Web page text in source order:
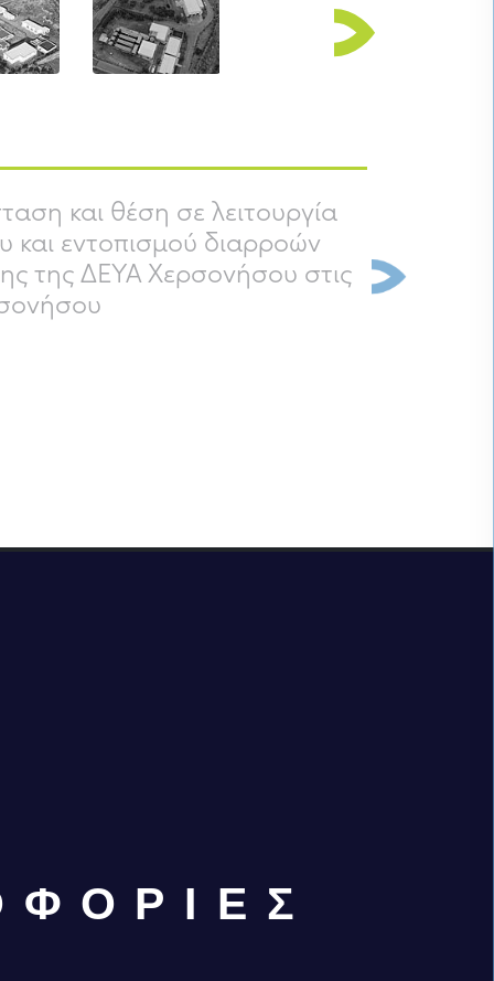
και θέση σε λειτουργία
και εντοπισμού διαρροών
της ΔΕΥΑ Χερσονήσου στις
Next